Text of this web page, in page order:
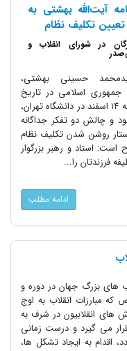
آیت‌الله بهشتی به
تکلیف نظام
در شورای انقلاب و
حسینی بهشتی،
اسلامی در تاریخ
بیست و دوم اسفند ۱۳۵۹، هفته‌ای بعد از غائله ۱۴ اسفند در دانشگاه تهران،
چالش دو تفکر جداگانه
روشن شدن تکلیف نظام
استاد و رهبر بزرگوار
فرزندتان را...
ادامه مطلب
های بزرگ جهان در دوره و
مبارزات انقلاب به اوج
انقلابیون در شرف به
می گیرد و درست زمانی
به ایجاد تشکل ها،